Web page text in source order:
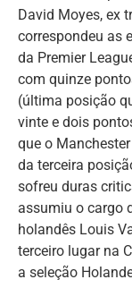
David Moyes, ex
correspondeu as
da Premier
com quinze
(última posição
vinte e dois
que o
da terceira
sofreu duras
assumiu o cargo
holandês Louis
terceiro lugar na
a seleção